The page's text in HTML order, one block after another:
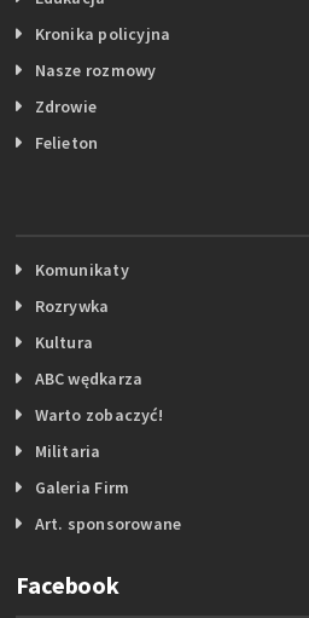
Kronika policyjna
Nasze rozmowy
Zdrowie
Felieton
Komunikaty
Rozrywka
Kultura
ABC wędkarza
Warto zobaczyć!
Militaria
Galeria Firm
Art. sponsorowane
Facebook